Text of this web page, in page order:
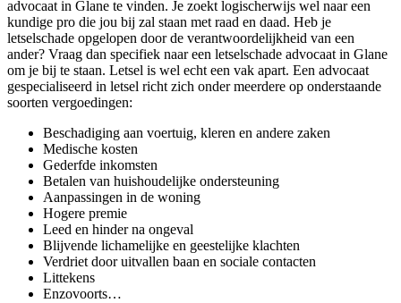
advocaat in Glane te vinden. Je zoekt logischerwijs wel naar een
kundige pro die jou bij zal staan met raad en daad. Heb je
letselschade opgelopen door de verantwoordelijkheid van een
ander? Vraag dan specifiek naar een letselschade advocaat in Glane
om je bij te staan. Letsel is wel echt een vak apart. Een advocaat
gespecialiseerd in letsel richt zich onder meerdere op onderstaande
soorten vergoedingen:
Beschadiging aan voertuig, kleren en andere zaken
Medische kosten
Gederfde inkomsten
Betalen van huishoudelijke ondersteuning
Aanpassingen in de woning
Hogere premie
Leed en hinder na ongeval
Blijvende lichamelijke en geestelijke klachten
Verdriet door uitvallen baan en sociale contacten
Littekens
Enzovoorts…